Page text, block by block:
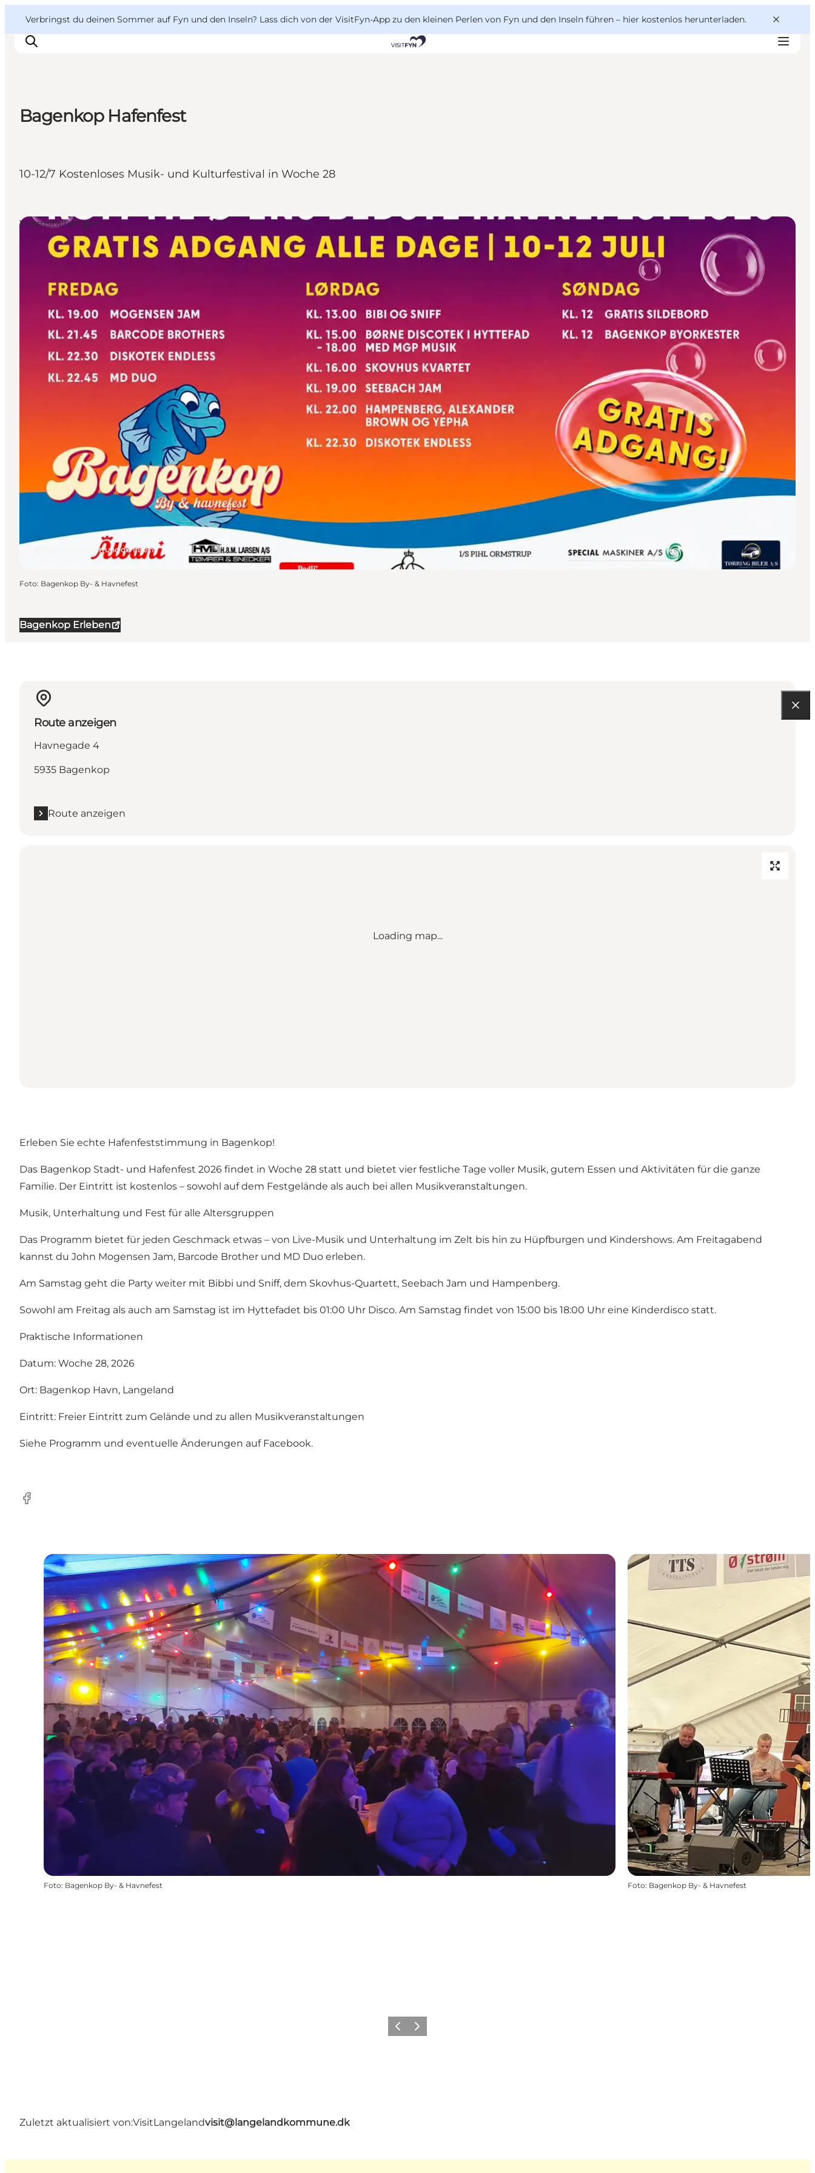
Verbringst du deinen Sommer auf Fyn und den Inseln? Lass dich von der VisitFyn-App zu den kleinen Perlen von Fyn und den Inseln führen – hier kostenlos herunterladen.
Essen & trinken
Übernachtung
VisitFyn
Deutsch
Bagenkop Hafenfest
10-12/7 Kostenloses Musik- und Kulturfestival in Woche 28
Bagenkop Erleben
Bagenkop, Fünen und die Inseln
Veranstaltungen
Foto: Bagenkop By- & Havnefest
Route anzeigen
Havnegade 4
5935 Bagenkop
Route anzeigen
Loading map...
Erleben Sie echte Hafenfeststimmung in Bagenkop!
Das Bagenkop Stadt- und Hafenfest 2026 findet in Woche 28 statt und bietet vier festliche Tage voller Musik, gutem Essen und Aktivitäten für die ganze
Familie. Der Eintritt ist kostenlos – sowohl auf dem Festgelände als auch bei allen Musikveranstaltungen.
Musik, Unterhaltung und Fest für alle Altersgruppen
Das Programm bietet für jeden Geschmack etwas – von Live-Musik und Unterhaltung im Zelt bis hin zu Hüpfburgen und Kindershows. Am Freitagabend
kannst du John Mogensen Jam, Barcode Brother und MD Duo erleben.
Am Samstag geht die Party weiter mit Bibbi und Sniff, dem Skovhus-Quartett, Seebach Jam und Hampenberg.
Sowohl am Freitag als auch am Samstag ist im Hyttefadet bis 01:00 Uhr Disco. Am Samstag findet von 15:00 bis 18:00 Uhr eine Kinderdisco statt.
Praktische Informationen
Datum: Woche 28, 2026
Ort: Bagenkop Havn, Langeland
Eintritt: Freier Eintritt zum Gelände und zu allen Musikveranstaltungen
Siehe Programm und eventuelle Änderungen auf Facebook.
Facebook
Foto: Bagenkop By- & Havnefest Foto: Bagenkop By- & Havnefest
ZurückWeiter
Zuletzt aktualisiert von:VisitLangelandvisit@langelandkommune.dk